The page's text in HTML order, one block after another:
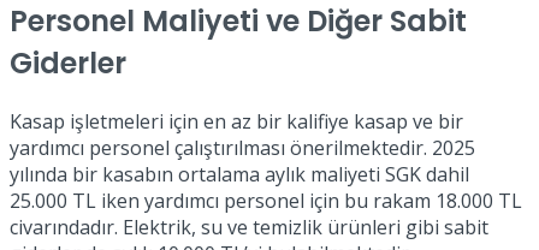
Personel Maliyeti ve Diğer Sabit
Giderler
Kasap işletmeleri için en az bir kalifiye kasap ve bir
yardımcı personel çalıştırılması önerilmektedir. 2025
yılında bir kasabın ortalama aylık maliyeti SGK dahil
25.000 TL iken yardımcı personel için bu rakam 18.000 TL
civarındadır. Elektrik, su ve temizlik ürünleri gibi sabit